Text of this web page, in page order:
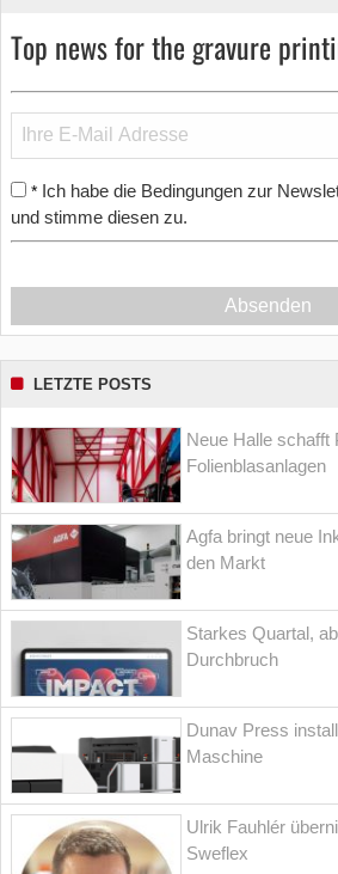
Top news for the gravure
* Ich habe die Bedingungen zur
und stimme diesen zu.
Absenden
LETZTE POSTS
Neue Halle schafft
Folienblasanlagen
Agfa bringt neue
den Markt
Starkes Quartal,
Durchbruch
Dunav Press
Maschine
Ulrik Fauhlér
Sweflex